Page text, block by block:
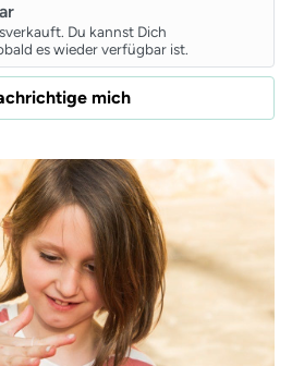
Du kannst Dich
es wieder verfügbar ist.
mich